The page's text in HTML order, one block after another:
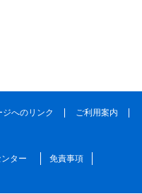
へのリンク
ご利用案内
ター 免責事項